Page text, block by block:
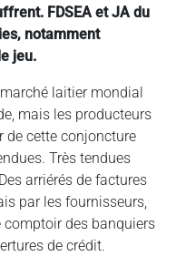
FDSEA et JA du
notamment
jeu.
laitier mondial
mais les producteurs
de cette conjoncture
Très tendues
arriérés de factures
par les fournisseurs,
des banquiers
de crédit.